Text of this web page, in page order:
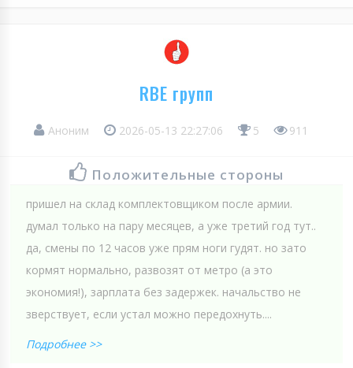
RBE групп
Аноним 2026-05-13 22:27:06 5 911
Положительные стороны
пришел на склад комплектовщиком после армии.
думал только на пару месяцев, а уже третий год тут..
да, смены по 12 часов уже прям ноги гудят. но зато
кормят нормально, развозят от метро (а это
экономия!), зарплата без задержек. начальство не
зверствует, если устал можно передохнуть....
Подробнее >>